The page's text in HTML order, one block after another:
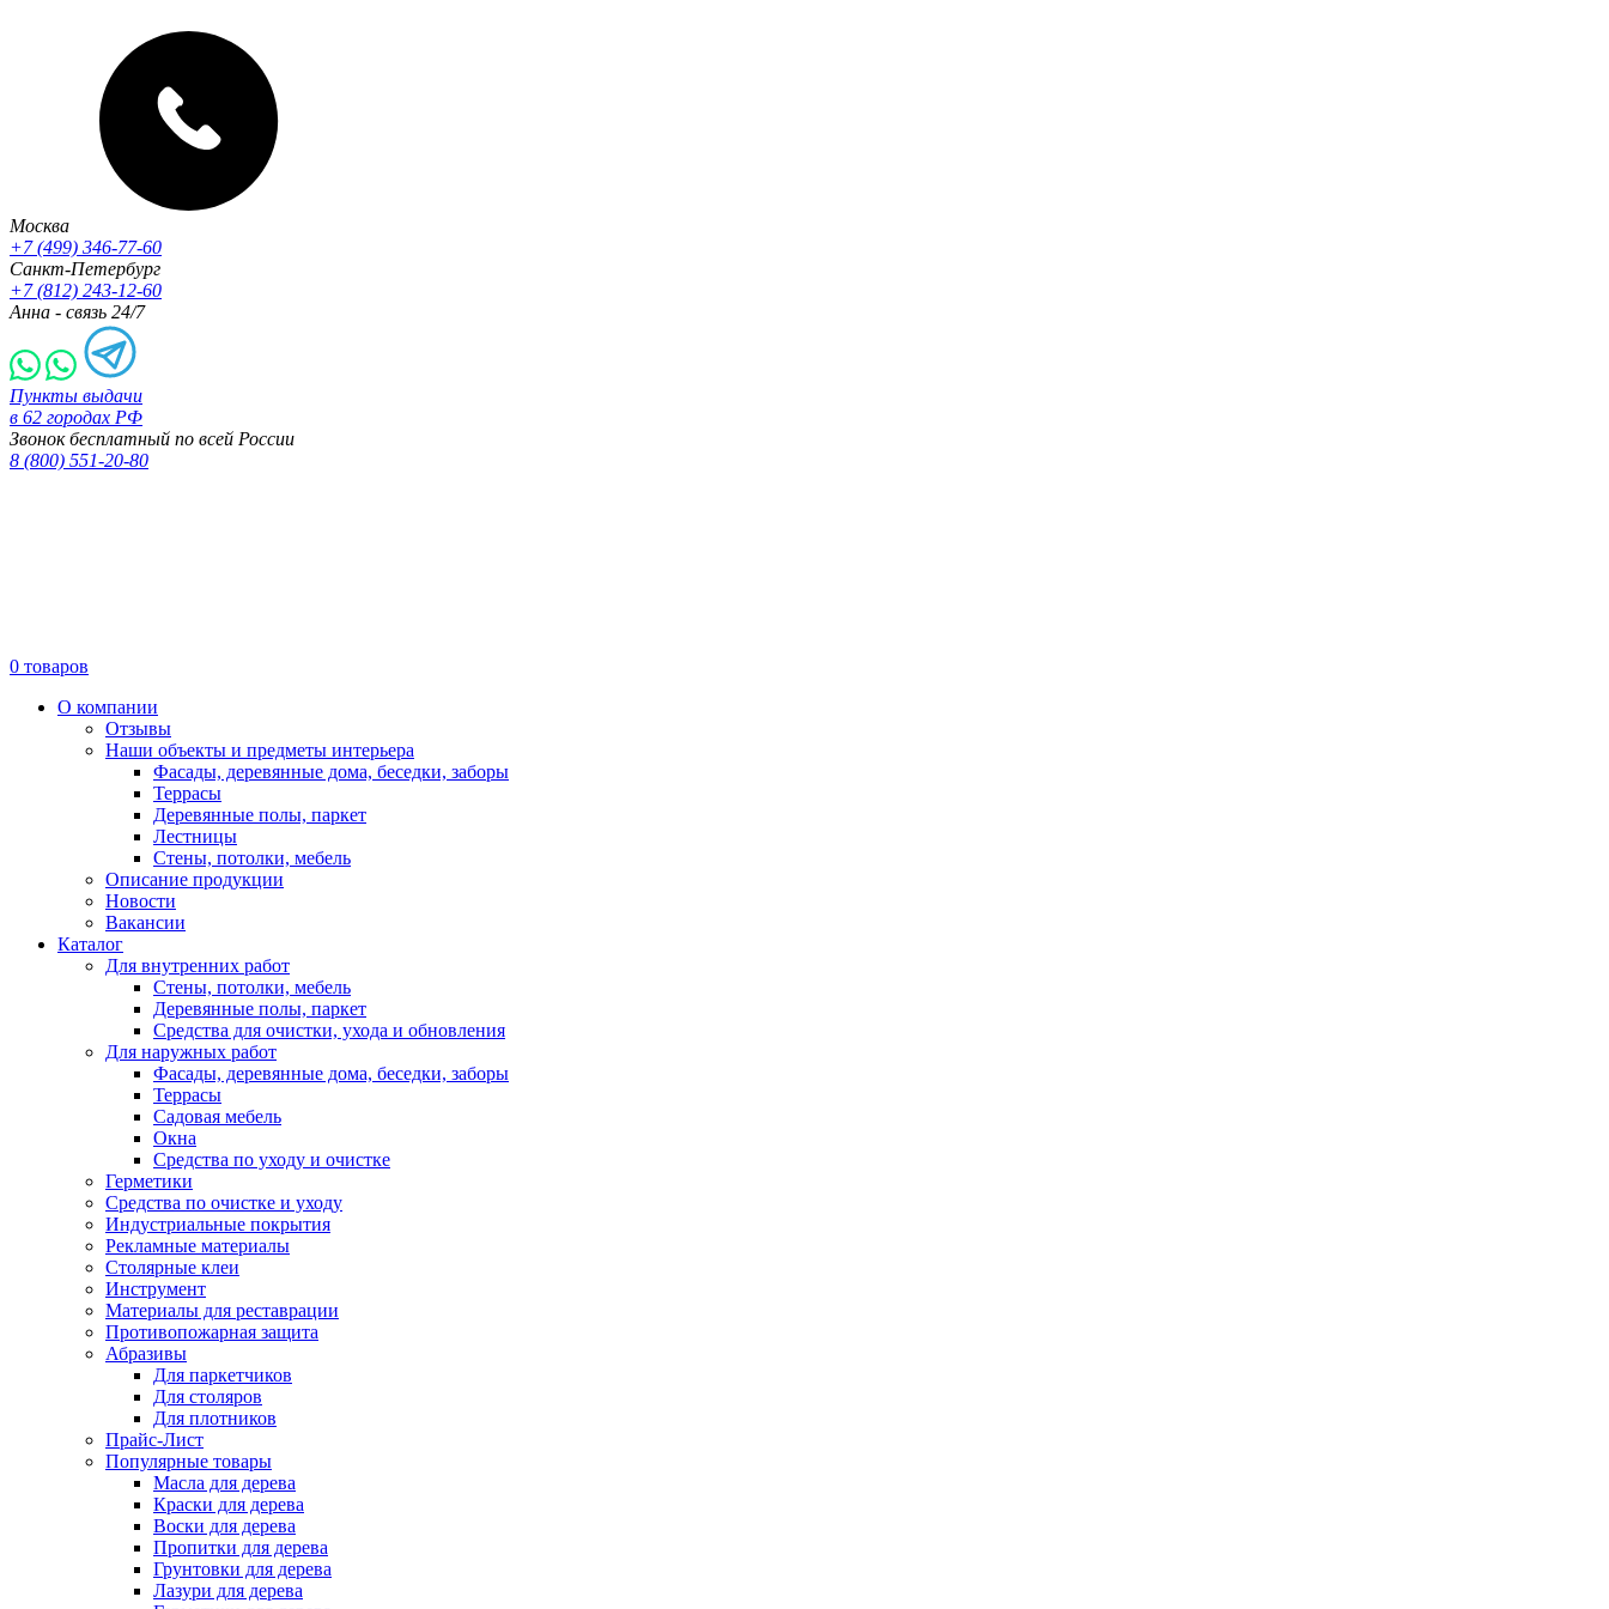
Москва
+7 (499) 346-77-60
Санкт-Петербург
+7 (812) 243-12-60
Анна - связь 24/7
Пункты выдачи
в 62 городах РФ
Звонок бесплатный по всей России
8 (800) 551-20-80
0 товаров
О компании
Отзывы
Наши объекты и предметы интерьера
Фасады, деревянные дома, беседки, заборы
Террасы
Деревянные полы, паркет
Лестницы
Стены, потолки, мебель
Описание продукции
Новости
Вакансии
Каталог
Для внутренних работ
Стены, потолки, мебель
Деревянные полы, паркет
Средства для очистки, ухода и обновления
Для наружных работ
Фасады, деревянные дома, беседки, заборы
Террасы
Садовая мебель
Окна
Средства по уходу и очистке
Герметики
Средства по очистке и уходу
Индустриальные покрытия
Рекламные материалы
Столярные клеи
Инструмент
Материалы для реставрации
Противопожарная защита
Абразивы
Для паркетчиков
Для столяров
Для плотников
Прайс-Лист
Популярные товары
Масла для дерева
Краски для дерева
Воски для дерева
Пропитки для дерева
Грунтовки для дерева
Лазури для дерева